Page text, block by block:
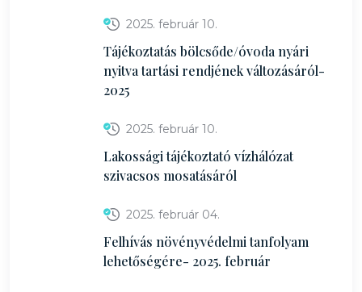
2025. február 10.
Tájékoztatás bölcsőde/óvoda nyári
nyitva tartási rendjének változásáról-
2025
2025. február 10.
Lakossági tájékoztató vízhálózat
szivacsos mosatásáról
2025. február 04.
Felhívás növényvédelmi tanfolyam
lehetőségére- 2025. február